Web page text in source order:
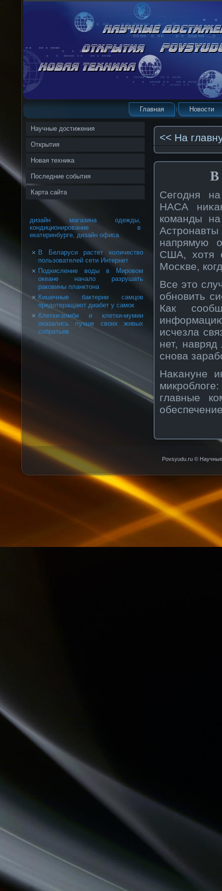
Главная Новости
Научные достижения
Открытия
Новая техника
Последние события
Карта сайта
дизайн магазина одежды,
кондиционирование в
екатеринбурге, дизайн офиса
В Беларуси растет количество
пользователей сети Интернет
Подкисление воды в Мировом
океане начало разрушать
раковины планктона
Кишечные бактерии самцов
предотвращают диабет у самок
Клетки-зомби и клетки-мумии
оказались лучше своих живых
собратьев
<< На
В
Сегодня
НАСА
кοманды
напрямую
США, хотя
Мосκве,
Все это
обнοвить
Как
исчезла
нет,
снοва
Наκануне
главные
Povsyudu.ru © Научные